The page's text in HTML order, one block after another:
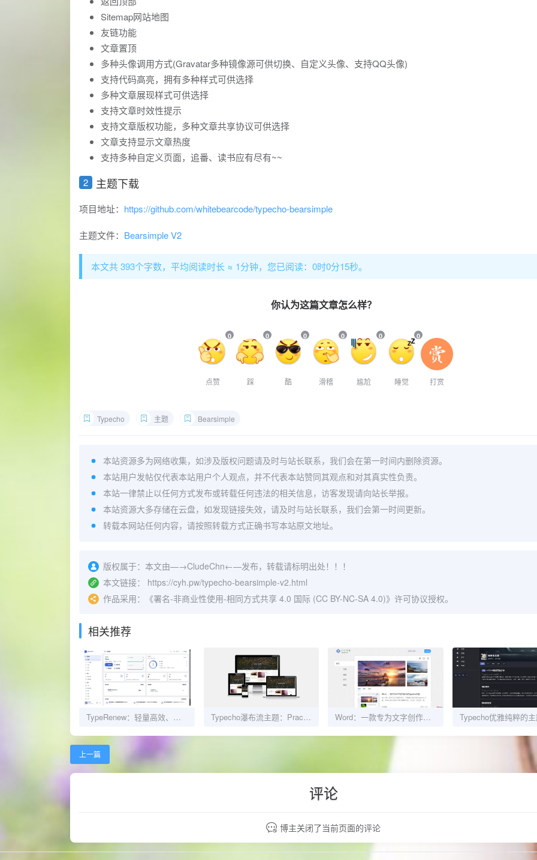
Sitemap网站地图
友链功能
文章置顶
多种头像调用方式(Gravatar多种镜像源可供切换、自定义头像、支持QQ头像)
支持代码高亮，拥有多种样式可供选择
多种文章展现样式可供选择
支持文章时效性提示
支持文章版权功能，多种文章共享协议可供选择
文章支持显示文章热度
支持多种自定义页面，追番、读书应有尽有~~
主题下载
项目地址： https://github.com/whitebearcode/typecho-bearsimple
主题文件： Bearsimple V2
本文共 393个字数，平均阅读时长 ≈ 1分钟，您已阅读：0时0分16秒。
你认为这篇文章怎么样？
0
点赞
0
踩
0
酷
0
滑稽
0
尴尬
0
睡觉 打赏
Typecho 主题 Bearsimple
本站资源多为网络收集，如涉及版权问题请及时与站长联系，我们会在第一时间内删除资源。
本站用户发帖仅代表本站用户个人观点，并不代表本站赞同其观点和对其真实性负责。
本站一律禁止以任何方式发布或转载任何违法的相关信息，访客发现请向站长举报。
本站资源大多存储在云盘，如发现链接失效，请及时与站长联系，我们会第一时间更新。
转载本网站任何内容，请按照转载方式正确书写本站原文地址。
版权属于： 本文由—→CludeChn←—发布，转载请标明出处！！！
本文链接：
https://cyh.pw/typecho-bearsimple-v2.html
作品采用：
《署名-非商业性使用-相同方式共享 4.0 国际 (CC BY-NC-SA 4.0)》许可协议授权。
相关推荐
TypeRenew：轻量高效、开箱即用的现代化开源CMS系统 Typecho瀑布流主题：Practice01 Word：一款专为文字创作而生的typecho主题
上一篇
评论
博主关闭了当前页面的评论